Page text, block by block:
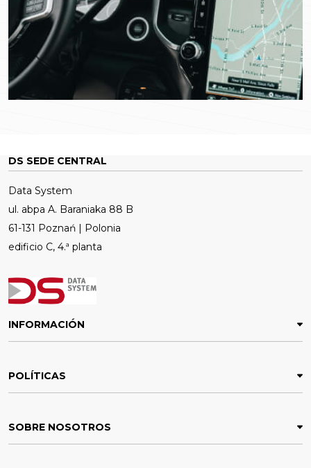
DS SEDE CENTRAL
Data System
ul. abpa A. Baraniaka 88 B
61-131 Poznań | Polonia
edificio C, 4.ª planta
INFORMACIÓN
POLÍTICAS
SOBRE NOSOTROS